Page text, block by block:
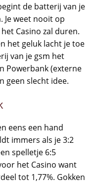
de batterij van je
Je weet nooit op
Casino zal duren.
het geluk lacht je toe
van je gsm het
Powerbank (externe
geen slecht idee.
eens een hand
immers als je 3:2
spelletje 6:5
het Casino want
tot 1,77%. Gokken